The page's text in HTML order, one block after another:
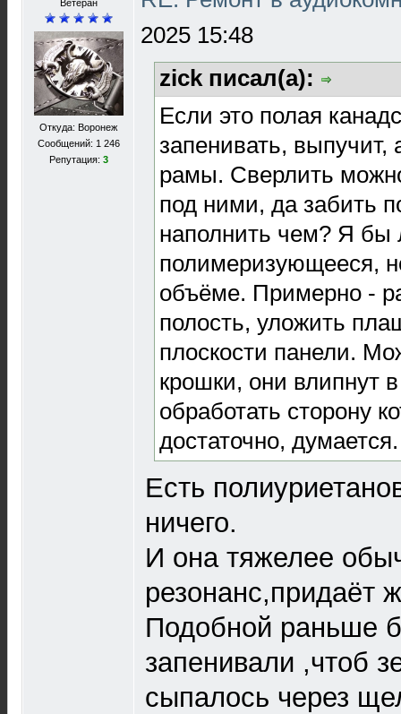
Ветеран
Откуда: Воронеж
Сообщений: 1 246
Репутация: 3
2025 15:48
zick писал(а):
Если это полая
запенивать, выпучит,
рамы. Сверлить
под ними, да забить
наполнить чем? Я бы
полимеризующееся,
объёме. Примерно -
полость, уложить
плоскости панели.
крошки, они влипнут
обработать сторону
достаточно, думается.
Есть
ничего.
И она тяжелее
резонанс,придаёт
Подобной раньше
запенивали ,чтоб
сыпалось через